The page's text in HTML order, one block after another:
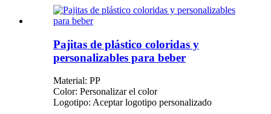
Pajitas de plástico coloridas y
personalizables para beber
Material: PP
Color: Personalizar el color
Logotipo: Aceptar logotipo personalizado